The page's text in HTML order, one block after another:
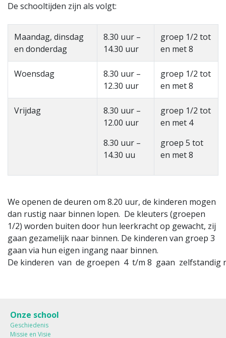
De schooltijden zijn als volgt:
Maandag, dinsdag
en donderdag
8.30 uur –
14.30 uur
groep 1/2 tot
en met 8
Woensdag
8.30 uur –
12.30 uur
groep 1/2 tot
en met 8
Vrijdag
8.30 uur –
12.00 uur
8.30 uur –
14.30 uu
groep 1/2 tot
en met 4
groep 5 tot
en met 8
We openen de deuren om 8.20 uur, de kinderen mogen
dan rustig naar binnen lopen. De kleuters (groepen
1/2) worden buiten door hun leerkracht op gewacht, zij
gaan gezamelijk naar binnen. De kinderen van groep 3
gaan via hun eigen ingang naar binnen.
De kinderen van de groepen 4 t/m 8 gaan zelfstandig
Onze school
Geschiedenis
Missie en Visie